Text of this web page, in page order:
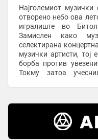
Најголемиот
отворено небо ова
игралиште во
Замислен како
селектирана
музички артисти, тој
борба против
Токму затоа